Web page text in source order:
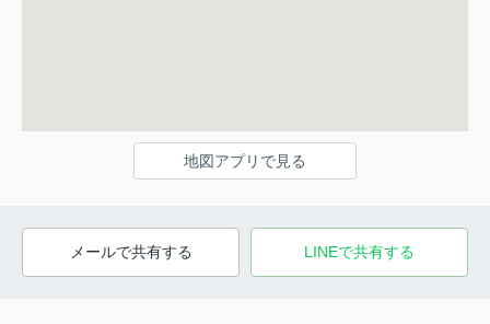
地図アプリで見る
メールで共有する LINEで共有する